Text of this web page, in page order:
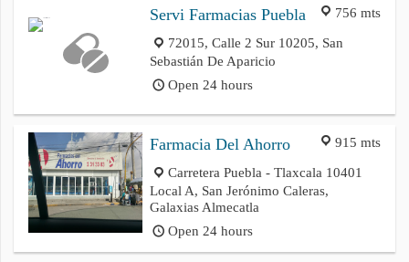
756 mts
Servi Farmacias Puebla
72015, Calle 2 Sur 10205, San
Sebastián De Aparicio
Open 24 hours
915 mts
Farmacia Del Ahorro
Carretera Puebla - Tlaxcala 10401
Local A, San Jerónimo Caleras,
Galaxias Almecatla
Open 24 hours